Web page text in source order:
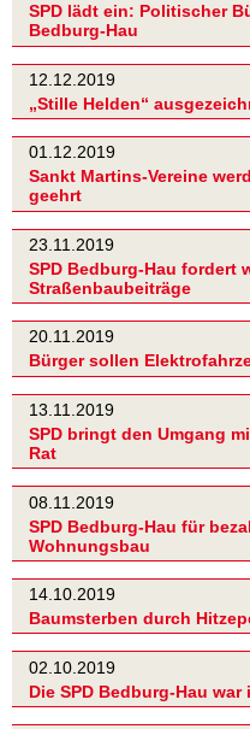
SPD lädt ein: Politischer
Bedburg-Hau
12.12.2019
„Stille Helden“
01.12.2019
Sankt Martins-Vereine
geehrt
23.11.2019
SPD Bedburg-Hau fordert
Straßenbaubeiträge
20.11.2019
Bürger sollen
13.11.2019
SPD bringt den Umgang
Rat
08.11.2019
SPD Bedburg-Hau für
Wohnungsbau
14.10.2019
Baumsterben durch
02.10.2019
Die SPD Bedburg-Hau war